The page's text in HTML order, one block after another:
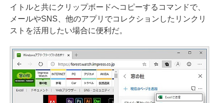
イトルと共にクリップボードへコピーするコマンドで、
メールやSNS、他のアプリでコレクションしたリンクリ
ストを活用したい場合に便利だ。